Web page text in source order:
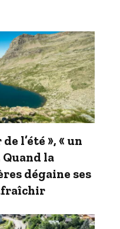
l’été », « un
la
dégaine ses